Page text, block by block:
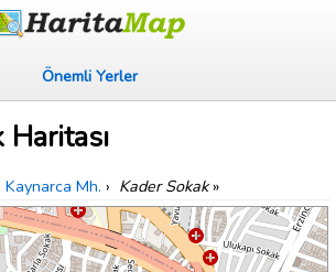
Önemli Yerler
Haritası
Kaynarca Mh. › Kader Sokak»